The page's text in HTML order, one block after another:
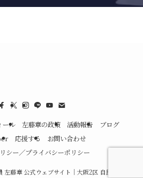
ール 左藤章の政策 活動報告
ブログ
応援する
お問い合わせ
シー／プライバシーポリシー
藤章 公式ウェブサイト｜大阪2区 自民党.